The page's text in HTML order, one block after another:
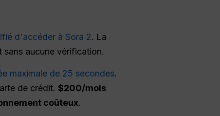
d'accéder à Sora 2. La
aucune vérification.
maximale de 25 secondes.
de crédit. $200/mois
coûteux.